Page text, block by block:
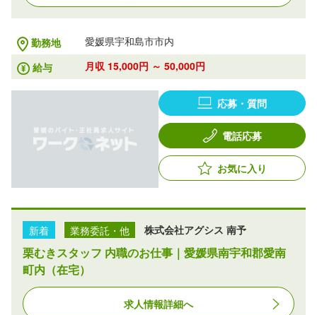
勤務地
愛媛県宇和島市市内
給与
月収 15,000円 ～ 50,000円
応募・質問
電話応募
お気に入り
新着 業務委託・他 株式会社アグシス 南予
栗むきスタッフ 内職のお仕事｜愛媛県南宇和郡愛南
町内（在宅）
求人情報詳細へ